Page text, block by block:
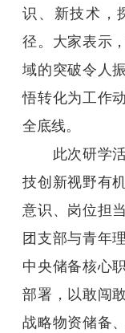
识、新技术，
径。大家表示
域的突破令人
悟转化为工作
全底线。
此次研学活
技创新视野有
意识、岗位担
团支部与青年
中央储备核心
部署，以敢闯
战略物资储备